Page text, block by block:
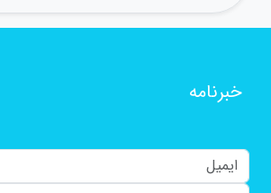
خبرنامه